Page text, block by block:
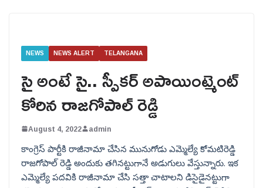
NEWS NEWS ALERT TELANGANA
సై అంటే సై.. స్పీకర్ అపాయింట్మెంట్
కోరిన రాజగోపాల్ రెడ్డి
August 4, 2022 admin
కాంగ్రెస్ పార్టీకి రాజీనామా చేసిన మునుగోడు ఎమ్మెల్యే కోమటిరెడ్డి
రాజగోపాల్ రెడ్డి అందుకు తగినట్టుగానే అడుగులు వేస్తున్నారు. ఇక
ఎమ్మెల్యే పదవికి రాజీనామా చేసి సత్తా చాటాలని డిసైడైనట్టుగా